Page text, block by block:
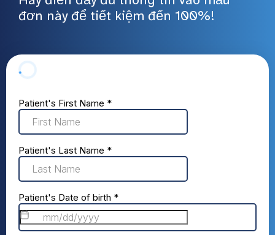
đơn này để tiết kiệm đến 100%!